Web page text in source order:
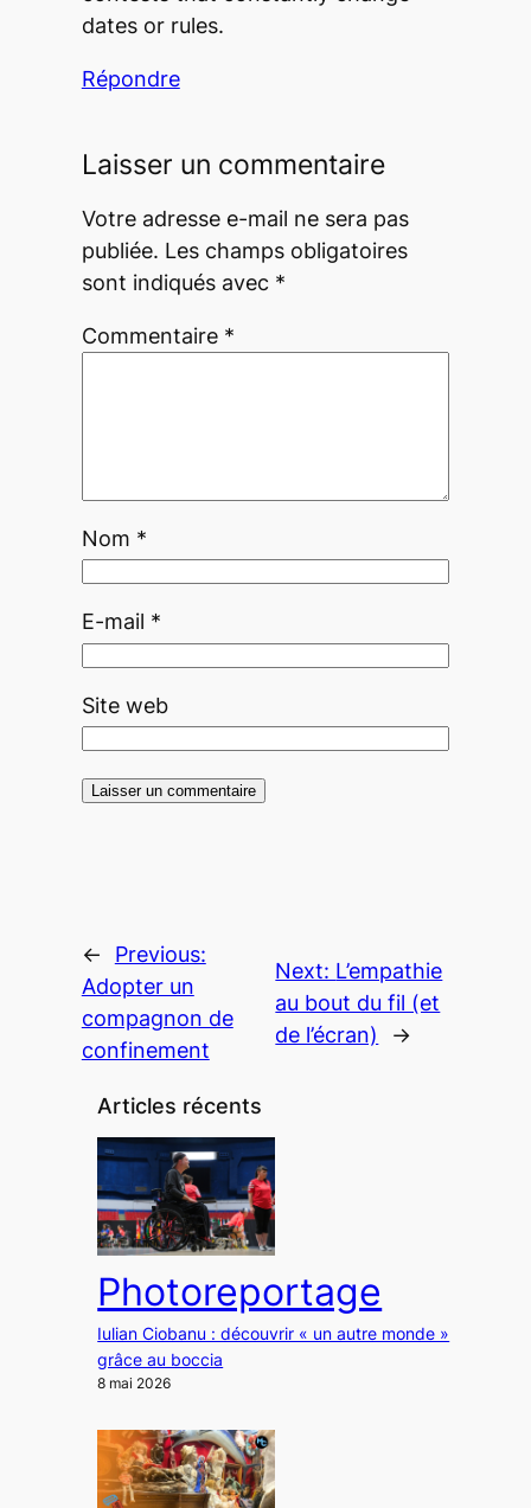
dates or rules.
Répondre
Laisser un commentaire
Votre adresse e-mail ne sera pas
publiée. Les champs obligatoires
sont indiqués avec *
Commentaire *
Nom *
E-mail *
Site web
←
Previous:
Adopter un
compagnon de
confinement
Next: L’empathie
au bout du fil (et
de l’écran)
→
Articles récents
Photoreportage
Iulian Ciobanu : découvrir « un autre monde »
grâce au boccia
8 mai 2026